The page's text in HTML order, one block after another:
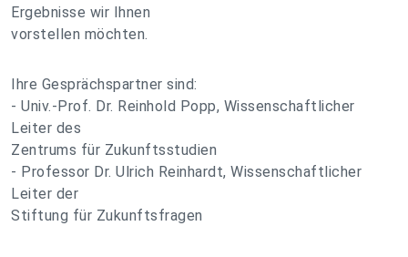
Ergebnisse wir Ihnen
vorstellen möchten.
Ihre Gesprächspartner sind:
- Univ.-Prof. Dr. Reinhold Popp, Wissenschaftlicher
Leiter des
Zentrums für Zukunftsstudien
- Professor Dr. Ulrich Reinhardt, Wissenschaftlicher
Leiter der
Stiftung für Zukunftsfragen